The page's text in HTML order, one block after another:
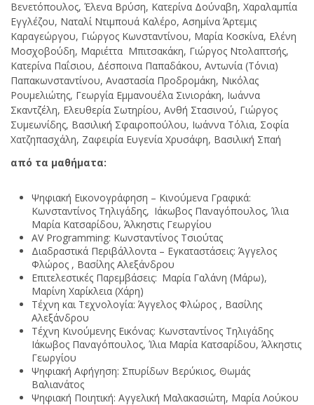
Βενετόπουλος, Έλενα Βρύση, Κατερίνα Δούναβη, Χαραλαμπία
Εγγλέζου, Ναταλί Ντιμπουά Καλέρο, Ασημίνα Άρτεμις
Καραγεώργου, Γιώργος Κωνσταντίνου, Μαρία Κοσκίνα, Ελένη
Μοσχοβούδη, Μαριέττα Μπιτσακάκη, Γιώργος Ντολαπτσής,
Κατερίνα Παΐσιου, Δέσποινα Παπαδάκου, Αντωνία (Τόνια)
Παπακωνσταντίνου, Αναστασία Προδρομάκη, Νικόλας
Ρουμελιώτης, Γεωργία Εμμανουέλα Σινιοράκη, Ιωάννα
Σκαντζέλη, Ελευθερία Σωτηρίου, Ανθή Στασινού, Γιώργος
Συμεωνίδης, Βασιλική Σφαιροπούλου, Ιωάννα Τόλια, Σοφία
Χατζηπασχάλη, Ζαφειρία Ευγενία Χρυσάφη, Βασιλική Σπαή
από τα μαθήματα:
Ψηφιακή Εικονογράφηση – Κινούμενα Γραφικά:
Κωνσταντίνος Τηλιγάδης, Ιάκωβος Παναγόπουλος, Ίλια
Μαρία Κατσαρίδου, Άλκηστις Γεωργίου
AV Programming: Κωνσταντίνος Τσιούτας
Διαδραστικά Περιβάλλοντα – Εγκαταστάσεις: Άγγελος
Φλώρος , Βασίλης Αλεξάνδρου
Επιτελεστικές Παρεμβάσεις: Μαρία Γαλάνη (Μάρω),
Μαρίνη Χαρίκλεια (Χάρη)
Τέχνη και Τεχνολογία: Άγγελος Φλώρος , Βασίλης
Αλεξάνδρου
Τέχνη Κινούμενης Εικόνας: Κωνσταντίνος Τηλιγάδης
Ιάκωβος Παναγόπουλος, Ίλια Μαρία Κατσαρίδου, Άλκηστις
Γεωργίου
Ψηφιακή Αφήγηση: Σπυρίδων Βερύκιος, Θωμάς
Βαλιανάτος
Ψηφιακή Ποιητική: Αγγελική Μαλακασιώτη, Μαρία Λούκου